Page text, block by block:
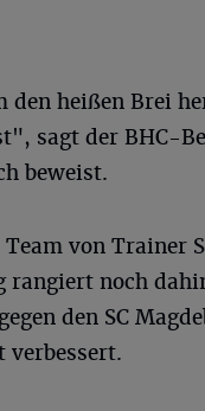
den heißen Brei
sagt der BHC-
beweist.
von Trainer
rangiert noch
den SC
verbessert.